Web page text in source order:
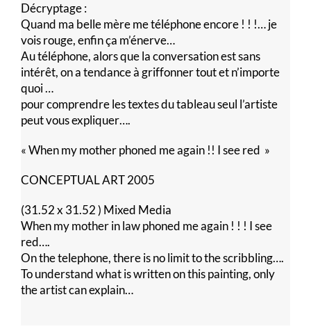
Décryptage :
Quand ma belle mère me téléphone encore ! ! !… je
vois rouge, enfin ça m’énerve…
Au téléphone, alors que la conversation est sans
intérêt, on a tendance à griffonner tout et n’importe
quoi …
pour comprendre les textes du tableau seul l’artiste
peut vous expliquer….
« When my mother phoned me again !! I see red »
CONCEPTUAL ART 2005
(31.52 x 31.52 ) Mixed Media
When my mother in law phoned me again ! ! ! I see
red….
On the telephone, there is no limit to the scribbling….
To understand what is written on this painting, only
the artist can explain…